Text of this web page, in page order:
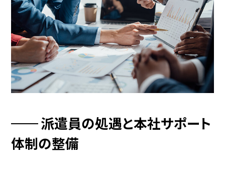
派遣員の処遇と本社サポート
体制の整備